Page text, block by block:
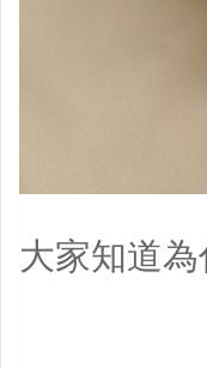
大家知道